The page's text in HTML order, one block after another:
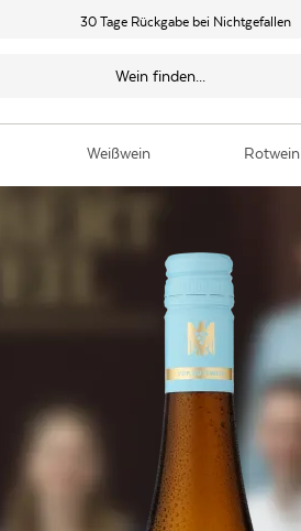
30 Tage Rückgabe bei Nichtgefallen
Weißwein Rotwein